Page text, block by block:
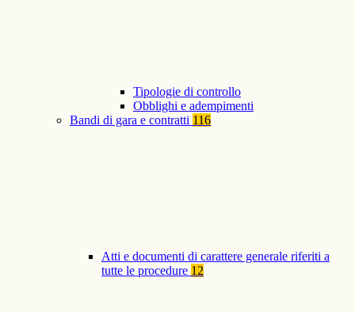
Tipologie di controllo
Obblighi e adempimenti
Bandi di gara e contratti 116
Atti e documenti di carattere generale riferiti a
tutte le procedure 12